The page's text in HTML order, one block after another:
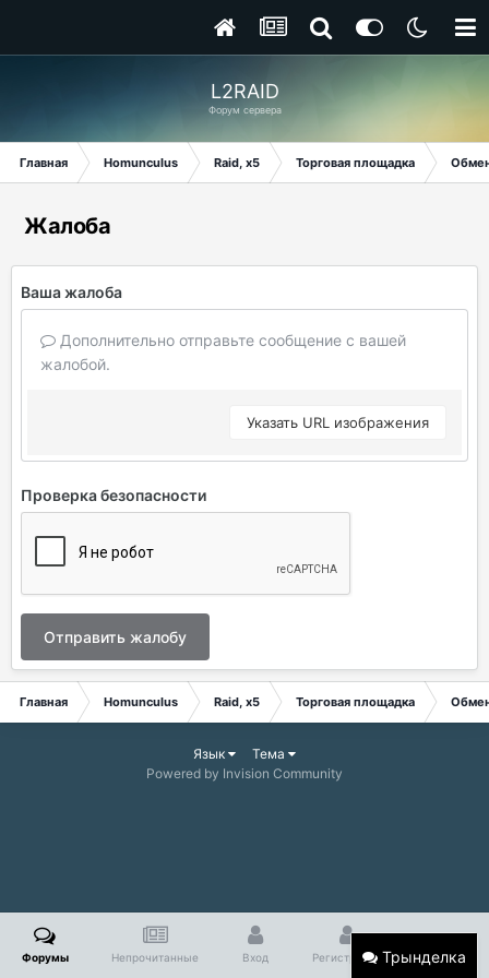
L2RAID
Форум сервера
Главная Homunculus Raid, x5 Торговая площадка
Жалоба
Ваша жалоба
Дополнительно отправьте сообщение с вашей
жалобой.
Указать URL изображения
Проверка безопасности
Отправить жалобу
Главная Homunculus Raid, x5 Торговая площадка
Трынделка
Язык
Тема
Powered by Invision Community
Форумы Непрочитанные Вход Регистрация Больше